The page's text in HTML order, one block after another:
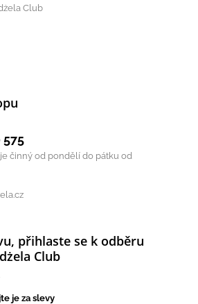
Club
575
činný od pondělí do pátku od
přihlaste se k odběru
Club
je za slevy